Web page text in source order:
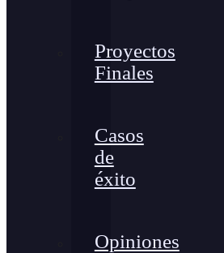
Proyectos
Finales
Casos
de
éxito
Opiniones